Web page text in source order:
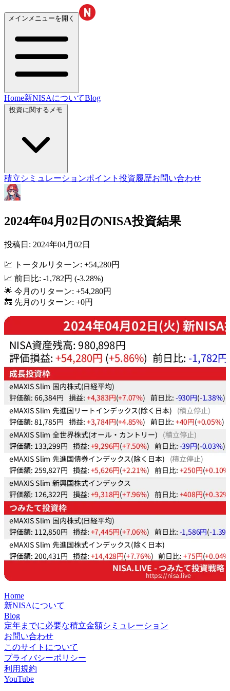
メインメニューを開く
Home新NISAについてBlog
積立シミュレーションポイント投資履歴お問い合わせ
2024年04月02日のNISA投資結果
投稿日: 2024年04月02日
💹 トータルリターン: +54,280円
📈 前日比: -1,782円 (-3.28%)
🌟 今月のリターン: +54,280円
🔙 先月のリターン: +0円
Home
新NISAについて
Blog
定年までに必要な積立金額シミュレーション
お問い合わせ
このサイトについて
プライバシーポリシー
利用規約
YouTube